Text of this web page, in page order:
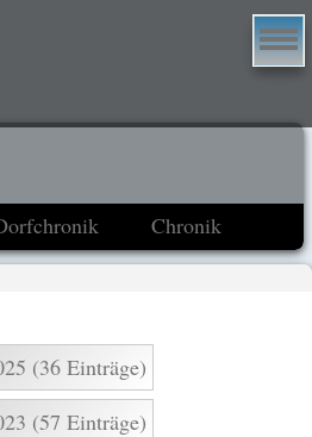
Chronik
(36 Einträge)
(57 Einträge)